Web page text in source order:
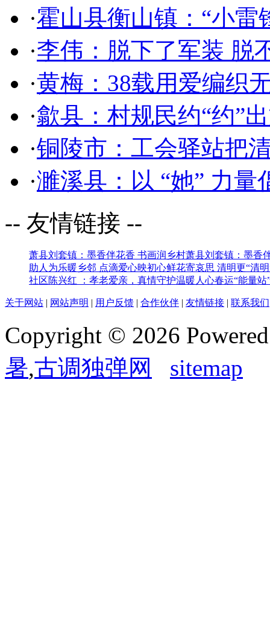
·霍山县衡山镇：“小雷
·李伟：脱下了军装 脱
·黄梅：38载用爱编织
·歙县：村规民约“约”
·铜陵市：工会驿站把
·濉溪县：以 “她” 力量
-- 友情链接 --
萧县刘套镇：墨香伴花香 书画润乡村萧县刘套镇：墨香
助人为乐暖乡邻 点滴爱心映初心鲜花寄哀思 清明更“清明
社区陈兴红 ：孝老爱亲，真情守护温暖人心春运“能量站
关于网站 | 网站声明 | 用户反馈 | 合作伙伴 | 友情链接 | 联系我们
Copyright © 2026
暑,古调独弹网 sitemap